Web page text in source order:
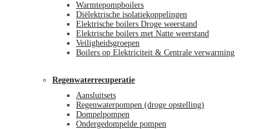
Warmtepompboilers
Diëlektrische isolatiekoppelingen
Elektrische boilers Droge weerstand
Elektrische boilers met Natte weerstand
Veiligheidsgroepen
Boilers op Elektriciteit & Centrale verwarming
Regenwaterrecuperatie
Aansluitsets
Regenwaterpompen (droge opstelling)
Dompelpompen
Ondergedompelde pompen